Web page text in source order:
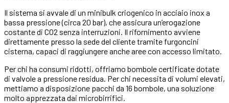
Il sistema si avvale di un minibulk criogenico in acciaio inox a
bassa pressione (circa 20 bar), che assicura un’erogazione
costante di CO2 senza interruzioni. Il rifornimento avviene
direttamente presso la sede del cliente tramite furgoncini
cisterna, capaci di raggiungere anche aree con accesso limitato.
Per chi ha consumi ridotti, offriamo bombole certificate dotate
di valvole a pressione residua. Per chi necessita di volumi elevati,
mettiamo a disposizione pacchi da 16 bombole, una soluzione
molto apprezzata dai microbirrifici.